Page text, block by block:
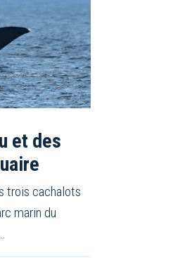
et des
trois cachalots
marin du